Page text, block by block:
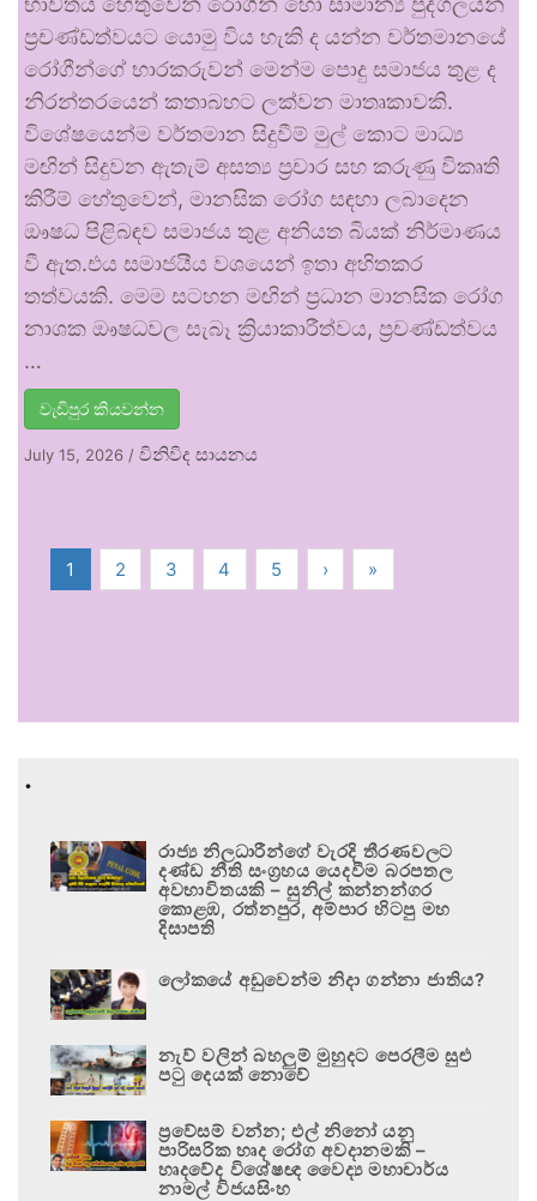
ප්‍රචණ්ඩත්වයට යොමු විය හැකි ද යන්න වර්තමානයේ
රෝගීන්ගේ භාරකරුවන් මෙන්ම පොදු සමාජය තුළ ද
නිරන්තරයෙන් කතාබහට ලක්වන මාතෘකාවකි.
විශේෂයෙන්ම වර්තමාන සිදුවීම් මුල් කොට මාධ්‍ය
මඟින් සිදුවන ඇතැම් අසත්‍ය ප්‍රචාර සහ කරුණු විකෘති
කිරීම් හේතුවෙන්, මානසික රෝග සඳහා ලබාදෙන
ඖෂධ පිළිබඳව සමාජය තුළ අනියත බියක් නිර්මාණය
වී ඇත.එය සමාජයීය වශයෙන් ඉතා අහිතකර
තත්වයකි. මෙම සටහන මඟින් ප්‍රධාන මානසික රෝග
නාශක ඖෂධවල සැබෑ ක්‍රියාකාරීත්වය, ප්‍රචණ්ඩත්වය
…
වැඩිපුර කියවන්න
July 15, 2026 / විනිවිද සායනය
1 2 3 4 5 › »
.
රාජ්‍ය නිලධාරීන්ගේ වැරදි තීරණවලට
දණ්ඩ නීති සංග්‍රහය යෙදවීම බරපතල
අවභාවිතයකි – සුනිල් කන්නන්ගර
කොළඹ, රත්නපුර, අම්පාර හිටපු මහ
දිසාපති
ලෝකයේ අඩුවෙන්ම නිදා ගන්නා ජාතිය?
නැව් වලින් බහලුම් මුහුදට පෙරලීම සුළු
පටු දෙයක් නොවේ
ප්‍රවේසම් වන්න; එල් නිනෝ යනු
පාරිසරික හෘද රෝග අවදානමකි –
හෘදවේද විශේෂඥ වෛද්‍ය මහාචාර්ය
නාමල් විජයසිංහ